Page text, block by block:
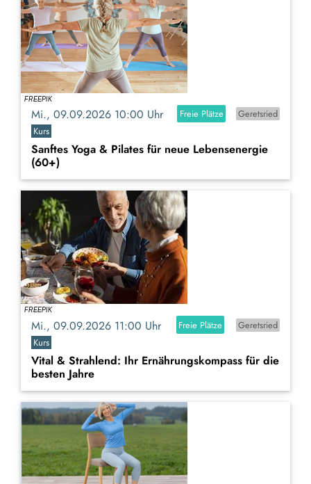
Mi., 09.09.2026 10:00 Uhr Freie Plätze
Geretsried
Kurs
Sanftes Yoga & Pilates für neue Lebensenergie
(60+)
Mi., 09.09.2026 11:00 Uhr Freie Plätze
Geretsried
Kurs
Vital & Strahlend: Ihr Ernährungskompass für die
besten Jahre